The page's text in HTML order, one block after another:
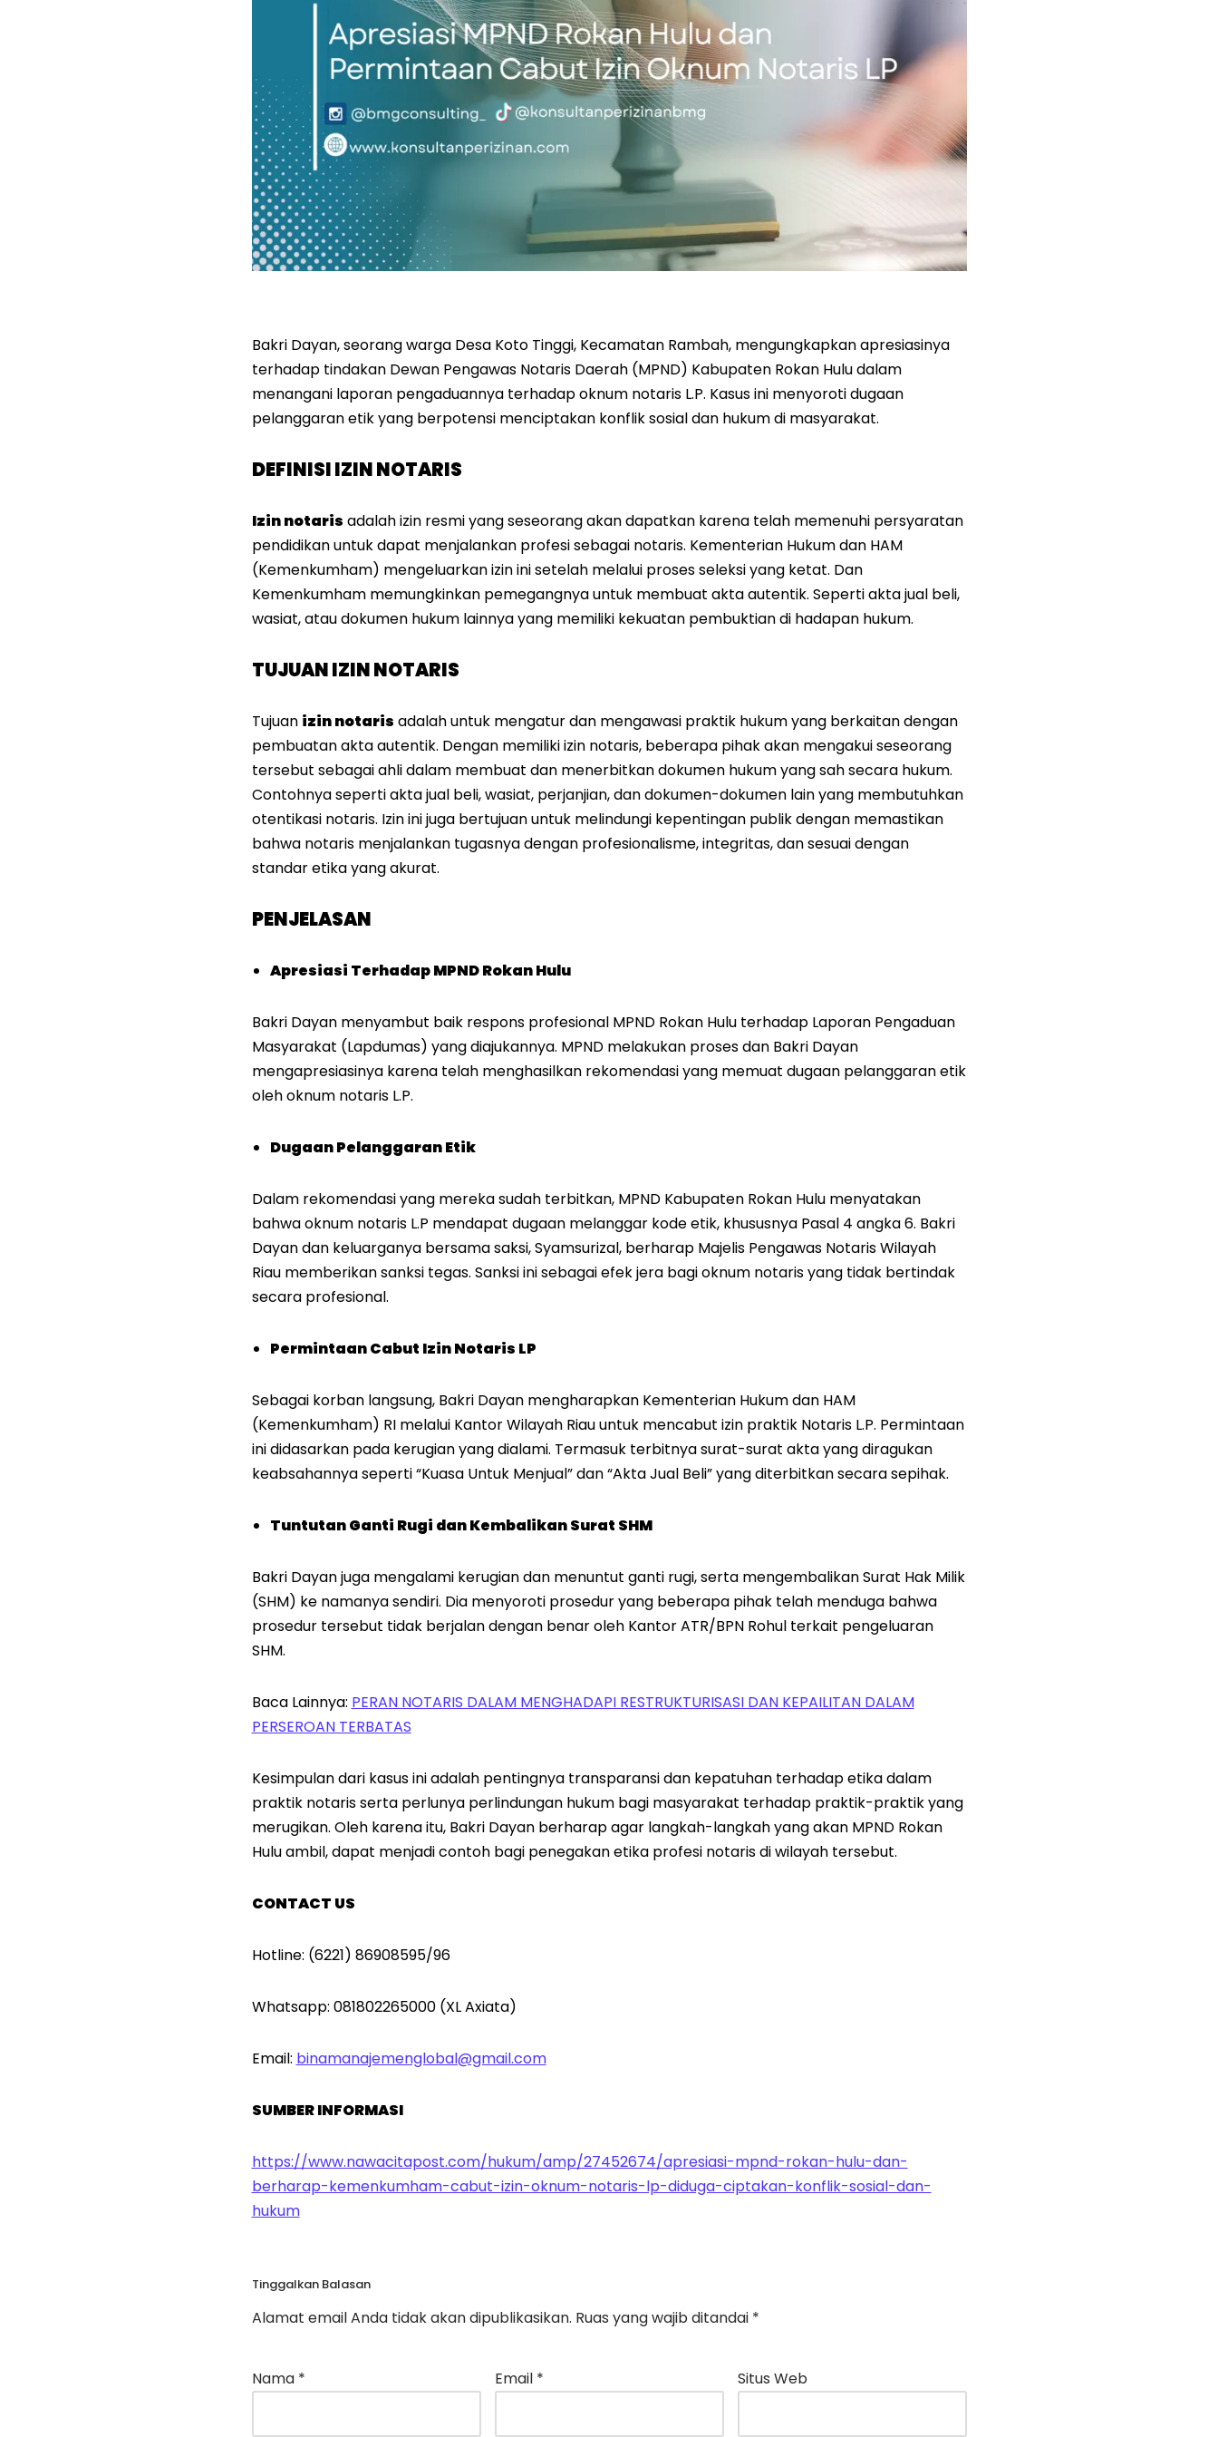
Bakri Dayan, seorang warga Desa Koto Tinggi, Kecamatan Rambah, mengungkapkan apresiasinya
terhadap tindakan Dewan Pengawas Notaris Daerah (MPND) Kabupaten Rokan Hulu dalam
menangani laporan pengaduannya terhadap oknum notaris L.P. Kasus ini menyoroti dugaan
pelanggaran etik yang berpotensi menciptakan konflik sosial dan hukum di masyarakat.
DEFINISI IZIN NOTARIS
Izin notaris adalah izin resmi yang seseorang akan dapatkan karena telah memenuhi persyaratan
pendidikan untuk dapat menjalankan profesi sebagai notaris. Kementerian Hukum dan HAM
(Kemenkumham) mengeluarkan izin ini setelah melalui proses seleksi yang ketat. Dan
Kemenkumham memungkinkan pemegangnya untuk membuat akta autentik. Seperti akta jual beli,
wasiat, atau dokumen hukum lainnya yang memiliki kekuatan pembuktian di hadapan hukum.
TUJUAN IZIN NOTARIS
Tujuan izin notaris adalah untuk mengatur dan mengawasi praktik hukum yang berkaitan dengan
pembuatan akta autentik. Dengan memiliki izin notaris, beberapa pihak akan mengakui seseorang
tersebut sebagai ahli dalam membuat dan menerbitkan dokumen hukum yang sah secara hukum.
Contohnya seperti akta jual beli, wasiat, perjanjian, dan dokumen-dokumen lain yang membutuhkan
otentikasi notaris. Izin ini juga bertujuan untuk melindungi kepentingan publik dengan memastikan
bahwa notaris menjalankan tugasnya dengan profesionalisme, integritas, dan sesuai dengan
standar etika yang akurat.
PENJELASAN
Apresiasi Terhadap MPND Rokan Hulu
Bakri Dayan menyambut baik respons profesional MPND Rokan Hulu terhadap Laporan Pengaduan
Masyarakat (Lapdumas) yang diajukannya. MPND melakukan proses dan Bakri Dayan
mengapresiasinya karena telah menghasilkan rekomendasi yang memuat dugaan pelanggaran etik
oleh oknum notaris L.P.
Dugaan Pelanggaran Etik
Dalam rekomendasi yang mereka sudah terbitkan, MPND Kabupaten Rokan Hulu menyatakan
bahwa oknum notaris L.P mendapat dugaan melanggar kode etik, khususnya Pasal 4 angka 6. Bakri
Dayan dan keluarganya bersama saksi, Syamsurizal, berharap Majelis Pengawas Notaris Wilayah
Riau memberikan sanksi tegas. Sanksi ini sebagai efek jera bagi oknum notaris yang tidak bertindak
secara profesional.
Permintaan Cabut Izin Notaris LP
Sebagai korban langsung, Bakri Dayan mengharapkan Kementerian Hukum dan HAM
(Kemenkumham) RI melalui Kantor Wilayah Riau untuk mencabut izin praktik Notaris L.P. Permintaan
ini didasarkan pada kerugian yang dialami. Termasuk terbitnya surat-surat akta yang diragukan
keabsahannya seperti “Kuasa Untuk Menjual” dan “Akta Jual Beli” yang diterbitkan secara sepihak.
Tuntutan Ganti Rugi dan Kembalikan Surat SHM
Bakri Dayan juga mengalami kerugian dan menuntut ganti rugi, serta mengembalikan Surat Hak Milik
(SHM) ke namanya sendiri. Dia menyoroti prosedur yang beberapa pihak telah menduga bahwa
prosedur tersebut tidak berjalan dengan benar oleh Kantor ATR/BPN Rohul terkait pengeluaran
SHM.
Baca Lainnya: PERAN NOTARIS DALAM MENGHADAPI RESTRUKTURISASI DAN KEPAILITAN DALAM
PERSEROAN TERBATAS
Kesimpulan dari kasus ini adalah pentingnya transparansi dan kepatuhan terhadap etika dalam
praktik notaris serta perlunya perlindungan hukum bagi masyarakat terhadap praktik-praktik yang
merugikan. Oleh karena itu, Bakri Dayan berharap agar langkah-langkah yang akan MPND Rokan
Hulu ambil, dapat menjadi contoh bagi penegakan etika profesi notaris di wilayah tersebut.
CONTACT US
Hotline: (6221) 86908595/96
Whatsapp: 081802265000 (XL Axiata)
Email: binamanajemenglobal@gmail.com
SUMBER INFORMASI
https://www.nawacitapost.com/hukum/amp/27452674/apresiasi-mpnd-rokan-hulu-dan-
berharap-kemenkumham-cabut-izin-oknum-notaris-lp-diduga-ciptakan-konflik-sosial-dan-
hukum
Tinggalkan Balasan
Alamat email Anda tidak akan dipublikasikan. Ruas yang wajib ditandai *
Nama * Email * Situs Web